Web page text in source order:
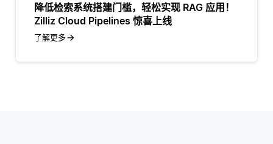
降低检索系统搭建门槛，轻松实现 RAG 应用！
Zilliz Cloud Pipelines 惊喜上线
了解更多